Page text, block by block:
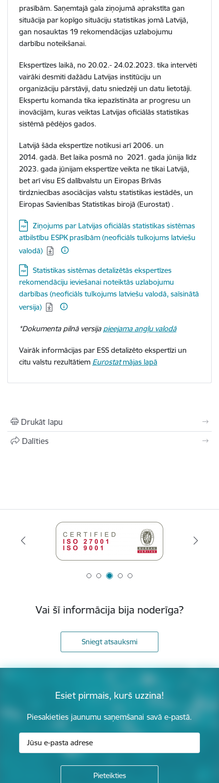
prasībām. Saņemtajā gala ziņojumā aprakstīta gan
situācija par kopīgo situāciju statistikas jomā Latvijā,
gan nosauktas 19 rekomendācijas uzlabojumu
darbību noteikšanai.
Ekspertīzes laikā, no 20.02.- 24.02.2023. tika intervēti
vairāki desmiti dažādu Latvijas institūciju un
organizāciju pārstāvji, datu sniedzēji un datu lietotāji.
Ekspertu komanda tika iepazīstināta ar progresu un
inovācijām, kuras veiktas Latvijas oficiālās statistikas
sistēmā pēdējos gados.
Latvijā šāda ekspertīze notikusi arī 2006. un
2014. gadā. Bet laika posmā no 2021. gada jūnija līdz
2023. gada jūnijam ekspertīze veikta ne tikai Latvijā,
bet arī visu ES dalībvalstu un Eiropas Brīvās
tirdzniecības asociācijas valstu statistikas iestādēs, un
Eiropas Savienības Statistikas birojā (Eurostat) .
Lejupielādēt:
Ziņojums par Latvijas oficiālās statistikas sistēmas
atbilstību ESPK prasībām (neoficiāls tulkojums latviešu
valodā)
Lejupielādēt:
Statistikas sistēmas detalizētās ekspertīzes
rekomendāciju ieviešanai noteiktās uzlabojumu
darbības (neoficiāls tulkojums latviešu valodā, saīsinātā
versija)
*Dokumenta pilnā versija pieejama angļu valodā
Vairāk informācijas par ESS detalizēto ekspertīzi un
citu valstu rezultātiem Eurostatmājas lapā
Drukāt lapu
Dalīties
Vai šī informācija bija noderīga?
Sniegt atsauksmi
Esiet pirmais, kurš uzzina!
Piesakieties jaunumu saņemšanai savā e-pastā.